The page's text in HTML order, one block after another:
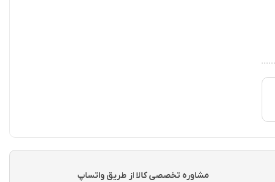
مشاوره تخصصی کالا از طریق واتساپ